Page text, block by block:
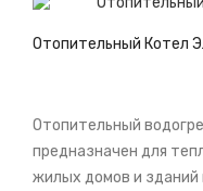
Отопительный Котел
Отопительный
предназначен для
жилых домов и